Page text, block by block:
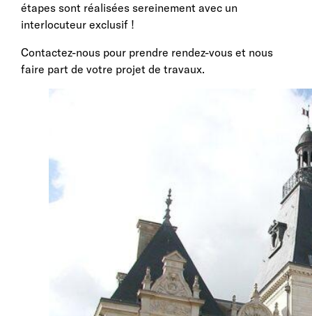
étapes sont réalisées sereinement avec un
interlocuteur exclusif !
Contactez-nous pour prendre rendez-vous et nous
faire part de votre projet de travaux.